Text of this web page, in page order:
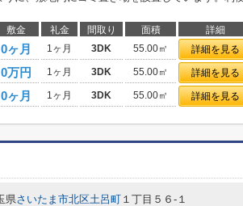
敷金 礼金 間取り 面積 詳細
0ヶ月 1ヶ月 3DK 55.00㎡ 詳細を見る
0万円 1ヶ月 3DK 55.00㎡ 詳細を見る
0ヶ月 1ヶ月 3DK 55.00㎡ 詳細を見る
県さいたま市北区土呂町 １丁目５６-１